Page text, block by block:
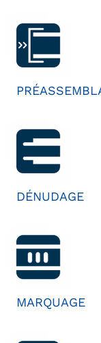
DÉNUDAGE
MARQUAGE